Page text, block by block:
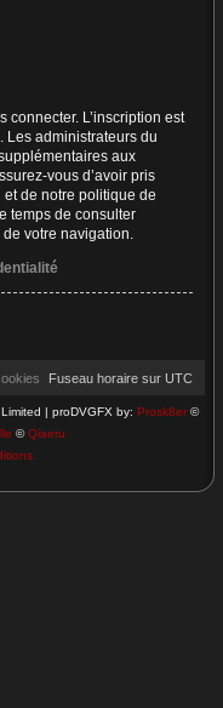
connecter. L’inscription est
Les administrateurs du
aux
vous d’avoir pris
de notre politique de
temps de consulter
votre navigation.
Fuseau horaire sur UTC
| proDVGFX by: Prosk8er©
©Qiaeru